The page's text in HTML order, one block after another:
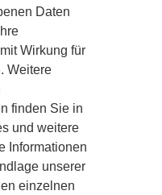
Daten
Wirkung für
Weitere
finden Sie in
und weitere
Informationen
unserer
einzelnen